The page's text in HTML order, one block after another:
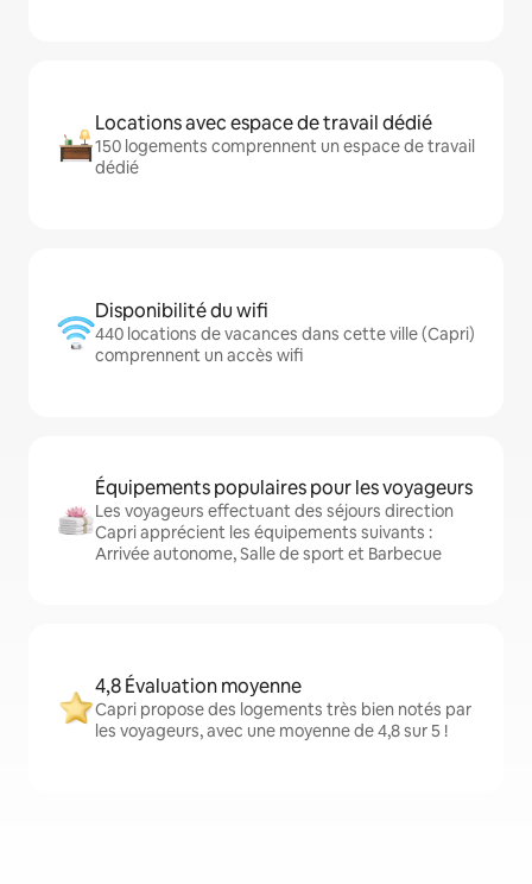
Locations avec espace de travail dédié
150 logements comprennent un espace de travail
dédié
Disponibilité du wifi
440 locations de vacances dans cette ville (Capri)
comprennent un accès wifi
Équipements populaires pour les voyageurs
Les voyageurs effectuant des séjours direction
Capri apprécient les équipements suivants :
Arrivée autonome, Salle de sport et Barbecue
4,8 Évaluation moyenne
Capri propose des logements très bien notés par
les voyageurs, avec une moyenne de 4,8 sur 5 !